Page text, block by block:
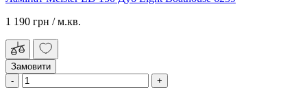
1 190 грн / м.кв.
Замовити